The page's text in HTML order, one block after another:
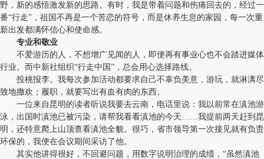
野，新的感悟激发新的思路。有时，我是带着问题和伤痛回去的，经过一
番“行走”，祖国不再是一个苦恋的符号，而是休养生息的家园，每一次重
新出发都满怀信心和使命感。
专业和敬业
不爱游历的人，不想增广见闻的人，即便再有事业心也不会踏进媒体
行业。而中新社组织“行走中国”，总会用心选择路线。
投桃报李。我每次参加活动都要求自己不辜负美意，游玩，就淋漓尽
致地撒欢；履职，就要写出有血有肉的东西。
一位来自昆明的读者听说我要去云南，电话里说：我以前常在滇池游
泳，出国时滇池已被污染，请帮我看看滇池的今天……我提前两天赶到昆
明，还特意爬上山顶查看滇池全貌。很巧，省市领导第一次接见就有负责
环保的，我便在会议期间采访了他。
其实他讲得很好，不回避问题，用数字说明治理的成绩，“虽然滇池